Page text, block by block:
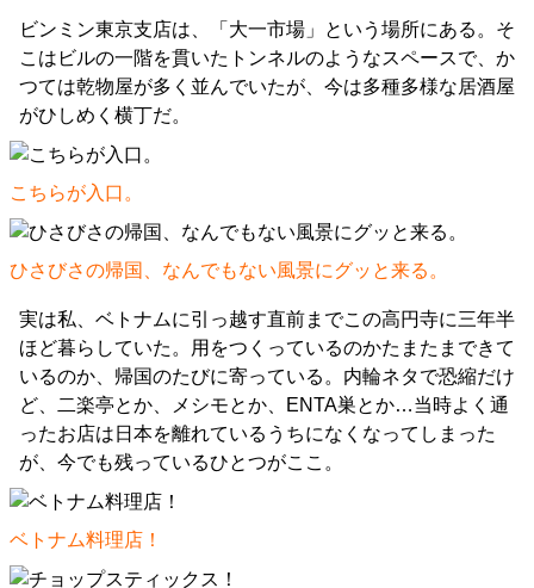
ビンミン東京支店は、「大一市場」という場所にある。そ
こはビルの一階を貫いたトンネルのようなスペースで、か
つては乾物屋が多く並んでいたが、今は多種多様な居酒屋
がひしめく横丁だ。
こちらが入口。
ひさびさの帰国、なんでもない風景にグッと来る。
実は私、ベトナムに引っ越す直前までこの高円寺に三年半
ほど暮らしていた。用をつくっているのかたまたまできて
いるのか、帰国のたびに寄っている。内輪ネタで恐縮だけ
ど、二楽亭とか、メシモとか、ENTA巣とか…当時よく通
ったお店は日本を離れているうちになくなってしまった
が、今でも残っているひとつがここ。
ベトナム料理店！